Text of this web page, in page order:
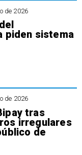
de 2026
piden sistema
de 2026
tras
irregulares
de